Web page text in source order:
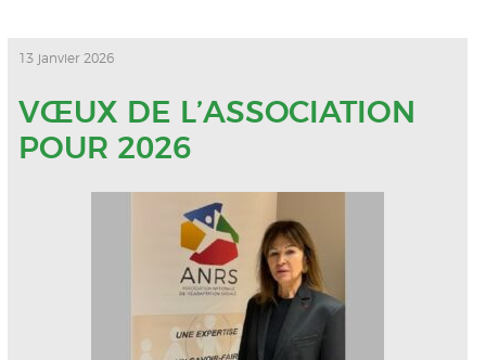
13 janvier 2026
VŒUX DE L’ASSOCIATION
POUR 2026